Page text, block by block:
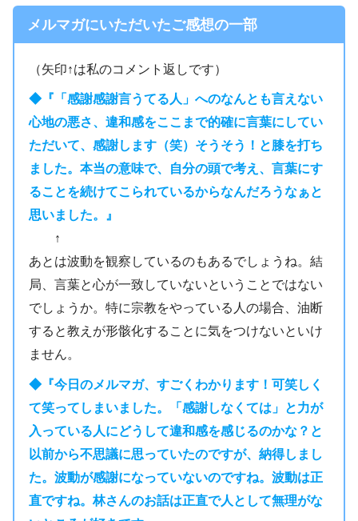
メルマガにいただいたご感想の一部
（矢印↑は私のコメント返しです）
◆『「感謝感謝言うてる人」へのなんとも言えない
心地の悪さ、違和感をここまで的確に言葉にしてい
ただいて、感謝します（笑）そうそう！と膝を打ち
ました。本当の意味で、自分の頭で考え、言葉にす
ることを続けてこられているからなんだろうなぁと
思いました。』
↑
あとは波動を観察しているのもあるでしょうね。結
局、言葉と心が一致していないということではない
でしょうか。特に宗教をやっている人の場合、油断
すると教えが形骸化することに気をつけないといけ
ません。
◆『今日のメルマガ、すごくわかります！可笑しく
て笑ってしまいました。「感謝しなくては」と力が
入っている人にどうして違和感を感じるのかな？と
以前から不思議に思っていたのですが、納得しまし
た。波動が感謝になっていないのですね。波動は正
直ですね。林さんのお話は正直で人として無理がな